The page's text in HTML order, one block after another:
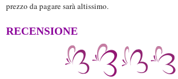
prezzo da pagare sarà altissimo.
RECENSIONE